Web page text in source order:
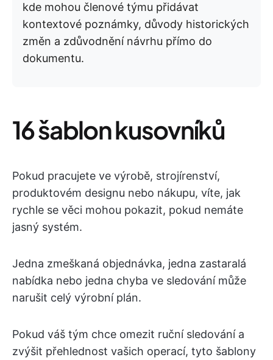
kde mohou členové týmu přidávat
kontextové poznámky, důvody historických
změn a zdůvodnění návrhu přímo do
dokumentu.
16 šablon kusovníků
Pokud pracujete ve výrobě, strojírenství,
produktovém designu nebo nákupu, víte, jak
rychle se věci mohou pokazit, pokud nemáte
jasný systém.
Jedna zmeškaná objednávka, jedna zastaralá
nabídka nebo jedna chyba ve sledování může
narušit celý výrobní plán.
Pokud váš tým chce omezit ruční sledování a
zvýšit přehlednost vašich operací, tyto šablony